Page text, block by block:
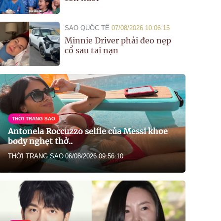
SAO QUỐC TẾ 07/08/2026 10:06:15
Minnie Driver phải đeo nẹp
cổ sau tai nạn
THỜI TRANG SAO
Antonela Roccuzzo selfie của Messi khoe
body nghẹt thở..
THỜI TRANG SAO 06/08/2026 09:56:10